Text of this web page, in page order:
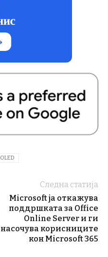
OLED
Следна статија
Microsoft ја откажува
поддршката за Office
Online Server и ги
насочува корисниците
кон Microsoft 365